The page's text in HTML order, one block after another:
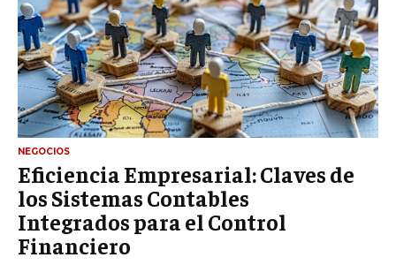
NEGOCIOS
Eficiencia Empresarial: Claves de
los Sistemas Contables
Integrados para el Control
Financiero